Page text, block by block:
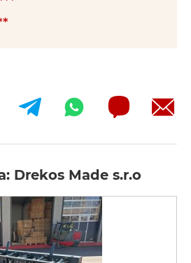
Drekos Made s.r.o